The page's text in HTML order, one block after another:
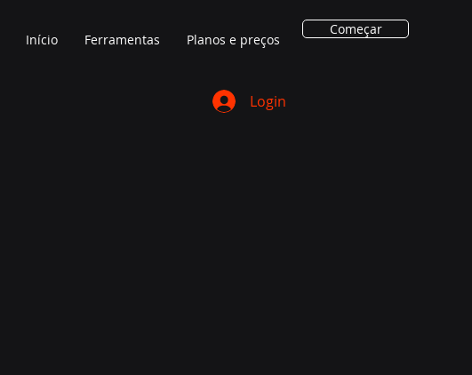
Início Ferramentas Planos e preços
Começar
Login